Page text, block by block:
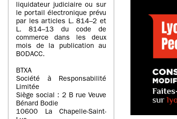
liquidateur judiciaire ou sur
le portail électronique prévu
par les articles L. 814–2 et
L. 814–13 du code de
commerce dans les deux
mois de la publication au
BODACC.
BTXA
Société à Responsabilité
Limitée
Siège social : 2 B rue Veuve
Bénard Bodie
10600 La Chapelle-Saint-